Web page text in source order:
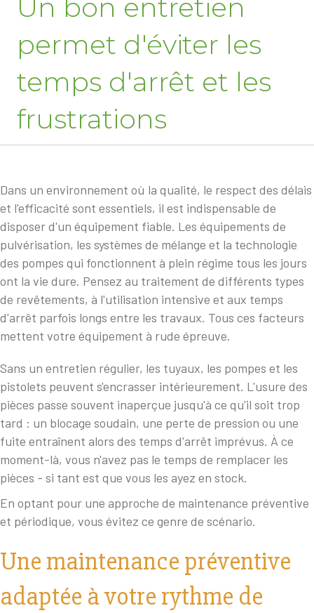
Un bon entretien
permet d'éviter les
temps d'arrêt et les
frustrations
Dans un environnement où la qualité, le respect des délais
et l'efficacité sont essentiels, il est indispensable de
disposer d'un équipement fiable. Les équipements de
pulvérisation, les systèmes de mélange et la technologie
des pompes qui fonctionnent à plein régime tous les jours
ont la vie dure. Pensez au traitement de différents types
de revêtements, à l'utilisation intensive et aux temps
d'arrêt parfois longs entre les travaux. Tous ces facteurs
mettent votre équipement à rude épreuve.
Sans un entretien régulier, les tuyaux, les pompes et les
pistolets peuvent s'encrasser intérieurement. L'usure des
pièces passe souvent inaperçue jusqu'à ce qu'il soit trop
tard : un blocage soudain, une perte de pression ou une
fuite entraînent alors des temps d'arrêt imprévus. À ce
moment-là, vous n'avez pas le temps de remplacer les
pièces - si tant est que vous les ayez en stock.
En optant pour une approche de maintenance préventive
et périodique, vous évitez ce genre de scénario.
Une maintenance préventive
adaptée à votre rythme de